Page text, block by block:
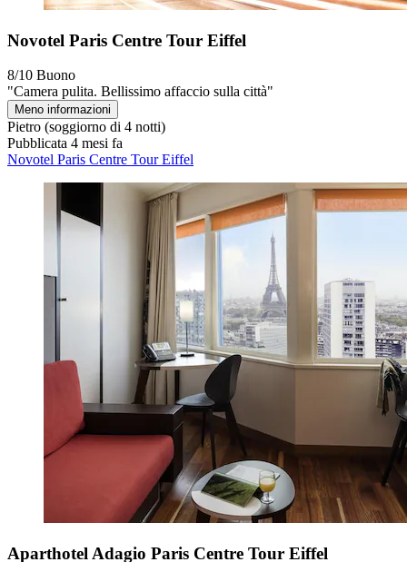
Novotel Paris Centre Tour Eiffel
8/10 Buono
"Camera pulita. Bellissimo affaccio sulla città"
Meno informazioni
Pietro (soggiorno di 4 notti)
Pubblicata 4 mesi fa
Novotel Paris Centre Tour Eiffel
Aparthotel Adagio Paris Centre Tour Eiffel